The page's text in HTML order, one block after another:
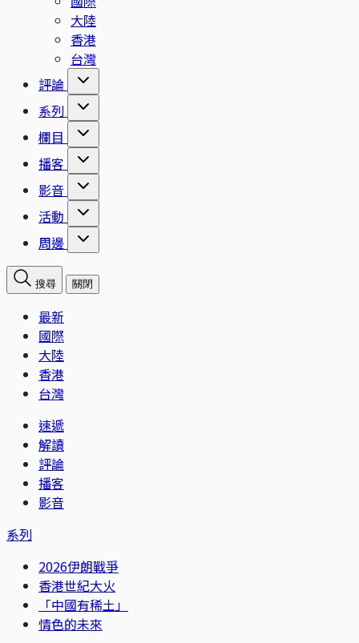
大陸
香港
台灣
評論
系列
欄目
播客
影音
活動
周邊
搜尋 關閉
最新
國際
大陸
香港
台灣
速遞
解讀
評論
播客
影音
系列
2026伊朗戰爭
香港世紀大火
「中國有稀土」
情色的未來